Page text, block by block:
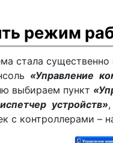
режим
стала
«Управление
выбираем пункт
устройств»
с контроллерами –